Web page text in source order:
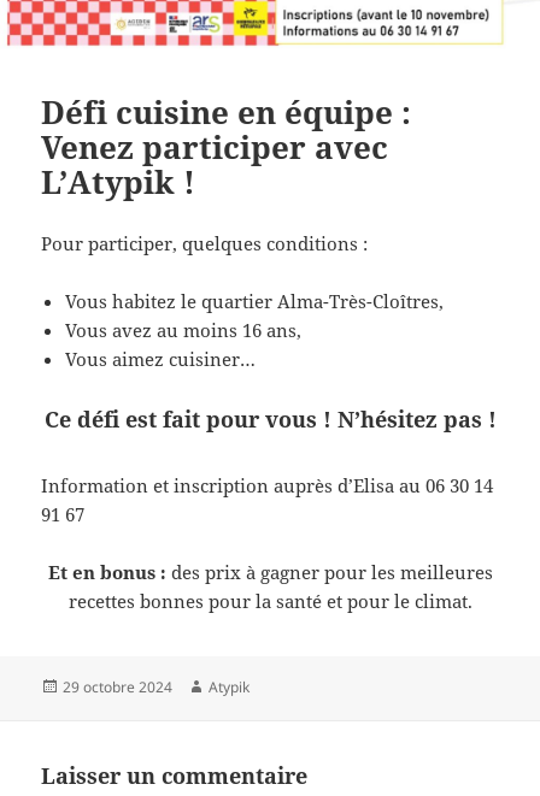
Défi cuisine en équipe :
Venez participer avec
L’Atypik !
Pour participer, quelques conditions :
Vous habitez le quartier Alma-Très-Cloîtres,
Vous avez au moins 16 ans,
Vous aimez cuisiner…
Ce défi est fait pour vous ! N’hésitez pas !
Information et inscription auprès d’Elisa au 06 30 14
91 67
Et en bonus : des prix à gagner pour les meilleures
recettes bonnes pour la santé et pour le climat.
29 octobre 2024 Atypik
Laisser un commentaire